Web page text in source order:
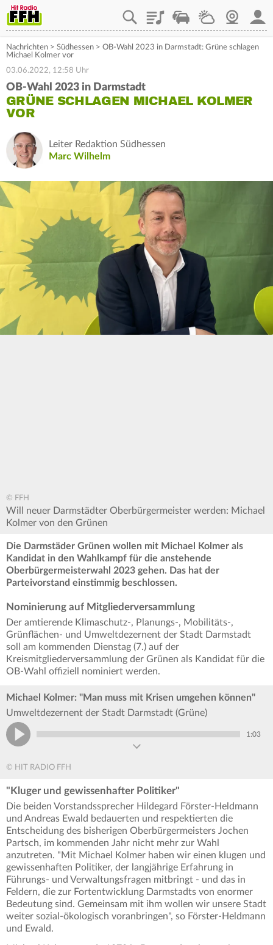
PlaylistStaupilotWetterWebcam
Nachrichten > Südhessen > OB-Wahl 2023 in Darmstadt: Grüne schlagen
Michael Kolmer vor
03.06.2022, 12:58 Uhr
OB-Wahl 2023 in Darmstadt
GRÜNE SCHLAGEN MICHAEL KOLMER
VOR
Leiter Redaktion Südhessen
Marc Wilhelm
© FFH
Will neuer Darmstädter Oberbürgermeister werden: Michael
Kolmer von den Grünen
Die Darmstäder Grünen wollen mit Michael Kolmer als
Kandidat in den Wahlkampf für die anstehende
Oberbürgermeisterwahl 2023 gehen. Das hat der
Parteivorstand einstimmig beschlossen.
Nominierung auf Mitgliederversammlung
Der amtierende Klimaschutz-, Planungs-, Mobilitäts-,
Grünflächen- und Umweltdezernent der Stadt Darmstadt
soll am kommenden Dienstag (7.) auf der
Kreismitgliederversammlung der Grünen als Kandidat für die
OB-Wahl offiziell nominiert werden.
Michael Kolmer: "Man muss mit Krisen umgehen können"
Umweltdezernent der Stadt Darmstadt (Grüne)
1:03
© HIT RADIO FFH
"Kluger und gewissenhafter Politiker"
Die beiden Vorstandssprecher Hildegard Förster-Heldmann
und Andreas Ewald bedauerten und respektierten die
Entscheidung des bisherigen Oberbürgermeisters Jochen
Partsch, im kommenden Jahr nicht mehr zur Wahl
anzutreten. "Mit Michael Kolmer haben wir einen klugen und
gewissenhaften Politiker, der langjährige Erfahrung in
Führungs- und Verwaltungsfragen mitbringt - und das in
Feldern, die zur Fortentwicklung Darmstadts von enormer
Bedeutung sind. Gemeinsam mit ihm wollen wir unsere Stadt
weiter sozial-ökologisch voranbringen", so Förster-Heldmann
und Ewald.